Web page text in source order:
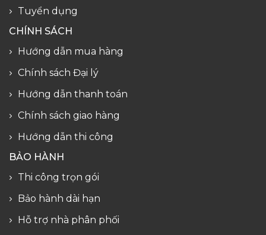
Tuyển dụng
CHÍNH SÁCH
Hướng dẫn mua hàng
Chính sách Đại lý
Hướng dẫn thanh toán
Chính sách giao hàng
Hướng dẫn thi công
BẢO HÀNH
Thi công trọn gói
Bảo hành dài hạn
Hỗ trợ nhà phân phối